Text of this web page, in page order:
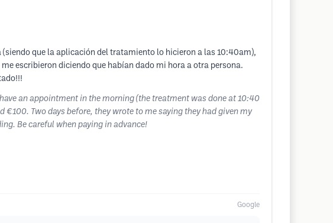
(siendo que la aplicación del tratamiento lo hicieron a las 10:40am),
escribieron diciendo que habían dado mi hora a otra persona.
an appointment in the morning (the treatment was done at 10:40
Two days before, they wrote to me saying they had given my
Be careful when paying in advance!
Google